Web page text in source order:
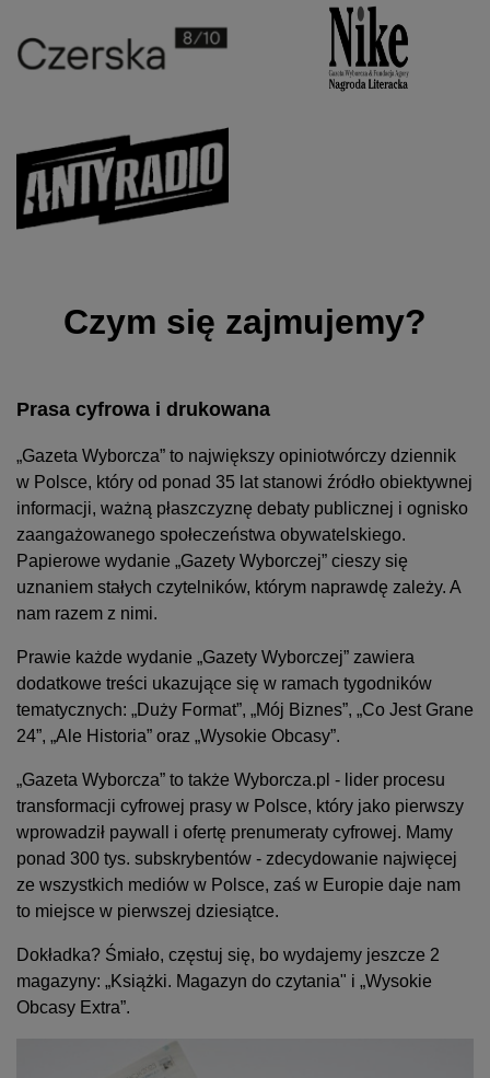
Czym się zajmujemy?
Prasa cyfrowa i drukowana
„Gazeta Wyborcza” to największy opiniotwórczy dziennik
w Polsce, który od ponad 35 lat stanowi źródło obiektywnej
informacji, ważną płaszczyznę debaty publicznej i ognisko
zaangażowanego społeczeństwa obywatelskiego.
Papierowe wydanie „Gazety Wyborczej” cieszy się
uznaniem stałych czytelników, którym naprawdę zależy. A
nam razem z nimi.
Prawie każde wydanie „Gazety Wyborczej” zawiera
dodatkowe treści ukazujące się w ramach tygodników
tematycznych: „Duży Format”, „Mój Biznes”, „Co Jest Grane
24”, „Ale Historia” oraz „Wysokie Obcasy”.
„Gazeta Wyborcza” to także Wyborcza.pl - lider procesu
transformacji cyfrowej prasy w Polsce, który jako pierwszy
wprowadził paywall i ofertę prenumeraty cyfrowej. Mamy
ponad 300 tys. subskrybentów - zdecydowanie najwięcej
ze wszystkich mediów w Polsce, zaś w Europie daje nam
to miejsce w pierwszej dziesiątce.
Dokładka? Śmiało, częstuj się, bo wydajemy jeszcze 2
magazyny: „Książki. Magazyn do czytania" i „Wysokie
Obcasy Extra”.